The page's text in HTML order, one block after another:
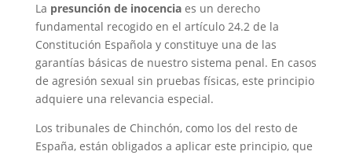
La presunción de inocenciaes un derecho
fundamental recogido en el artículo 24.2 de la
Constitución Española y constituye una de las
garantías básicas de nuestro sistema penal. En casos
de agresión sexual sin pruebas físicas, este principio
adquiere una relevancia especial.
Los tribunales de Chinchón, como los del resto de
España, están obligados a aplicar este principio, que